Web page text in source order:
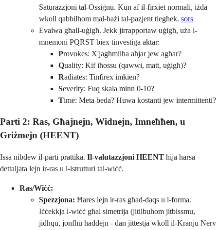
Saturazzjoni tal-Ossiġnu. Kun af il-firxiet normali, iżda
wkoll qabbilhom mal-bażi tal-pazjent tiegħek. sors
Evalwa għall-uġigħ. Jekk jirrapportaw uġigħ, uża l-
mnemoni PQRST biex tinvestiga aktar:
Provokes: X'jagħmilha aħjar jew agħar?
Quality: Kif iħossu (qawwi, matt, uġigħ)?
Radiates: Tinfirex imkien?
Severity: Fuq skala minn 0-10?
Time: Meta beda? Huwa kostanti jew intermittenti?
Parti 2: Ras, Għajnejn, Widnejn, Imneħħen, u
Griżmejn (HEENT)
Issa nibdew il-parti prattika. Il-valutazzjoni HEENT hija ħarsa
dettaljata lejn ir-ras u l-istrutturi tal-wiċċ.
Ras/Wiċċ:
Spezzjona: Ħares lejn ir-ras għad-daqs u l-forma.
Iċċekkja l-wiċċ għal simetrija (jitilbuhom jitbissmu,
jidħqu, jonfħu ħaddejn - dan jittestja wkoll il-Kranju Nerv